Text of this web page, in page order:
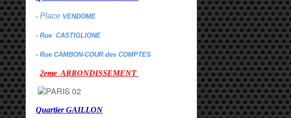
- Place VENDOME
- Rue CASTIGLIONE
- Rue CAMBON-COUR des COMPTES
2eme ARRONDISSEMENT :
Quartier GAILLON